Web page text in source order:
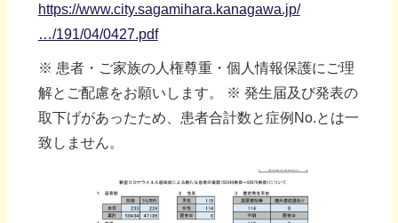
https://www.city.sagamihara.kanagawa.jp/
…/191/04/0427.pdf
※ 患者・ご家族の人権尊重・個人情報保護にご理
解とご配慮をお願いします。 ※ 発生届及び発表の
取下げがあったため、患者合計数と症例No.とは一
致しません。